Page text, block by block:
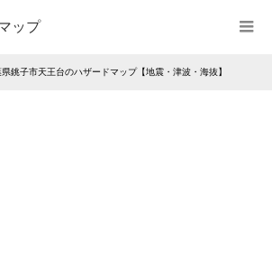
ップ
銚子市天王台のハザードマップ【地震・津波・海抜】